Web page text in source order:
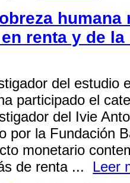
humana
renta y de
del estudio
participado el
del Ivie
por la Fundación
monetario
de renta ... Leer